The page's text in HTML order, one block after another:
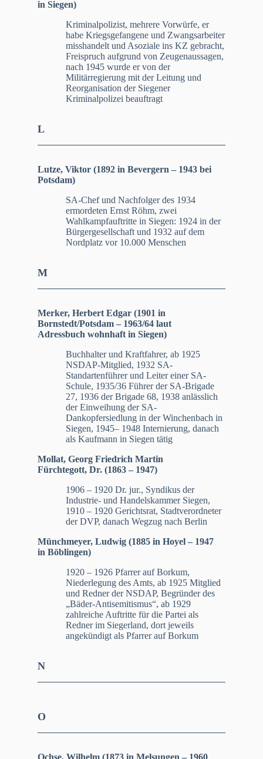
in Siegen)
Kriminalpolizist, mehrere Vorwürfe, er
habe Kriegsgefangene und Zwangsarbeiter
misshandelt und Asoziale ins KZ gebracht,
Freispruch aufgrund von Zeugenaussagen,
nach 1945 wurde er von der
Militärregierung mit der Leitung und
Reorganisation der Siegener
Kriminalpolizei beauftragt
L
Lutze, Viktor (1892 in Bevergern – 1943 bei
Potsdam)
SA-Chef und Nachfolger des 1934
ermordeten Ernst Röhm, zwei
Wahlkampfauftritte in Siegen: 1924 in der
Bürgergesellschaft und 1932 auf dem
Nordplatz vor 10.000 Menschen
M
Merker, Herbert Edgar (1901 in
Bornstedt/Potsdam – 1963/64 laut
Adressbuch wohnhaft in Siegen)
Buchhalter und Kraftfahrer, ab 1925
NSDAP-Mitglied, 1932 SA-
Standartenführer und Leiter einer SA-
Schule, 1935/36 Führer der SA-Brigade
27, 1936 der Brigade 68, 1938 anlässlich
der Einweihung der SA-
Dankopfersiedlung in der Winchenbach in
Siegen, 1945– 1948 Internierung, danach
als Kaufmann in Siegen tätig
Mollat, Georg Friedrich Martin
Fürchtegott, Dr. (1863 – 1947)
1906 – 1920 Dr. jur., Syndikus der
Industrie- und Handelskammer Siegen,
1910 – 1920 Gerichtsrat, Stadtverordneter
der DVP, danach Wegzug nach Berlin
Münchmeyer, Ludwig (1885 in Hoyel – 1947
in Böblingen)
1920 – 1926 Pfarrer auf Borkum,
Niederlegung des Amts, ab 1925 Mitglied
und Redner der NSDAP, Begründer des
„Bäder-Antisemitismus“, ab 1929
zahlreiche Auftritte für die Partei als
Redner im Siegerland, dort jeweils
angekündigt als Pfarrer auf Borkum
N
O
Ochse, Wilhelm (1873 in Melsungen – 1960